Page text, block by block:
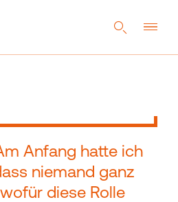
Digitales Parkhaus Referenzen Unternehmen
Anfang hatte ich
niemand ganz
diese Rolle